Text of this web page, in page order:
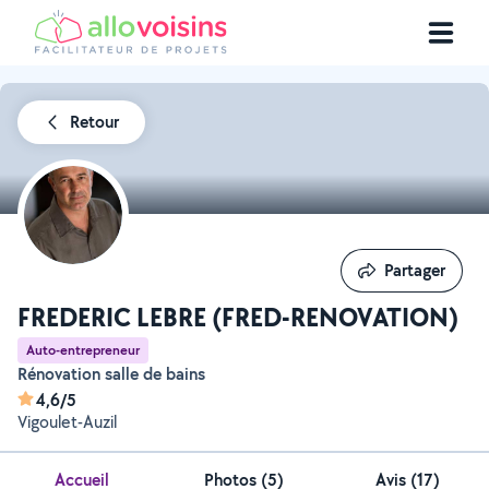
Retour
FREDERIC LEBRE (FRED-RENOVATION)
Auto-entrepreneur
Rénovation salle de bains
4,6/5
Vigoulet-Auzil
Partager
Partager
Accueil Photos (5) Avis (17)